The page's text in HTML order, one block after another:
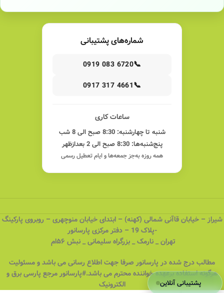
شماره‌های پشتیبانی
📞
0919 083 6720
📞
0917 317 4661
ساعات کاری
شنبه تا چهارشنبه: 8:30 صبح الی 8 شب
پنج‌شنبه‌ها: 8:30 صبح الی 2 بعدازظهر
همه روزه به‌جز جمعه‌ها و ایام تعطیل رسمی
شیراز – خیابان قاآنی شمالی (کهنه) – ابتدای خیابان منوچهری – روبروی پارکینگ
-پلاک 19 – دفتر مرکزی پارسانور
تهران _ نارمک _ بزرگراه سلیمانی _ نبش ۵۶ام
مطالب درج شده در پارسانور صرفا جهت اطلاع رسانی می باشد و مسئولیت
هرگونه استفاده برعهده خواننده محترم می باشد.#پارسانور مرجع پارسی برق و
الکترونیک
پشتیبانی آنلاین